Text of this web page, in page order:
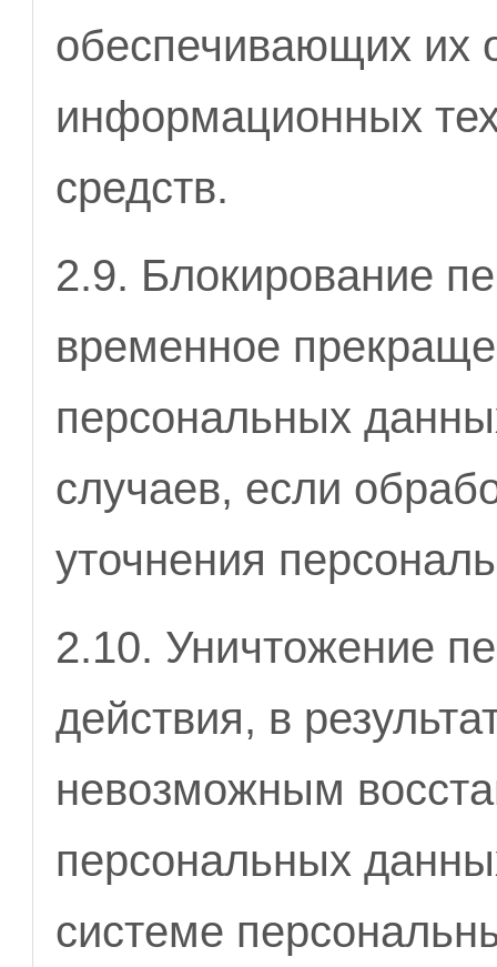
обеспечивающих их
информационных
средств.
2.9. Блокирование
временное
персональных
случаев, если
уточнения
2.10. Уничтожение
действия, в
невозможным
персональных
системе